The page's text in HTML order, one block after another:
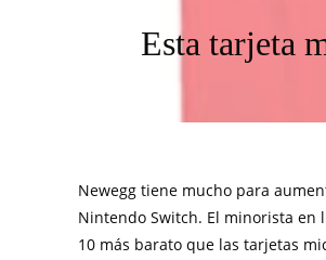
Esta tarjeta
Newegg tiene mucho para
Nintendo Switch. El minorista en
10 más barato que las tarjetas